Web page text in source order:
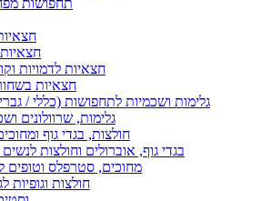
תחפושות
חצאיות לדמויות
חצאיות
גלימות ושכמיות לתחפושות (כללי /
גלימות, שרוולונים
חולצות, בגדי גוף
בגדי גוף, אוברולים וחולצות לנשים
מחוכים, סטרפלס וטופים
חולצות וגופיות